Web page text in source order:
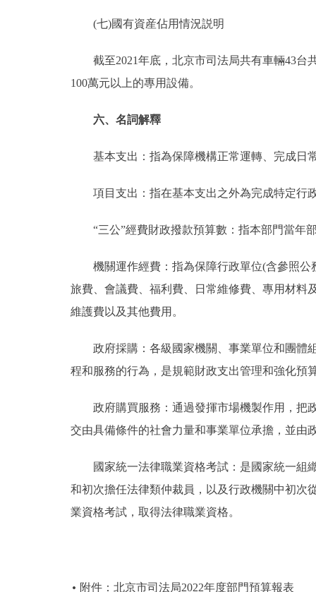
(七)國有資産佔用情況説明
截至2021年底，北京市司法局共有車輛43台共
100萬元以上的專用設備。
六、名詞解釋
基本支出：指為保障機構正常運轉、完成日
項目支出：指在基本支出之外為完成特定行
“三公”經費財政撥款預算數：指本部門當年部
機關運作經費：指為保障行政單位(含參照公
旅費、會議費、福利費、日常維修費、專用材料
維護費以及其他費用。
政府採購：各級國家機關、事業單位和團體組
程和服務的行為，是規範財政支出管理和強化預
政府購買服務：通過發揮市場機製作用，把政
交由具備條件的社會力量和事業單位承擔，並由
國家統一法律職業資格考試：是國家統一組織
和初次擔任法律類仲裁員，以及行政機關中初次
業資格考試，取得法律職業資格。
附件：北京市司法局2022年度部門預算報表